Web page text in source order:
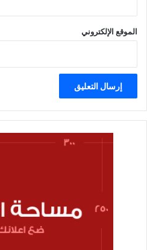
الموقع الإلكتروني